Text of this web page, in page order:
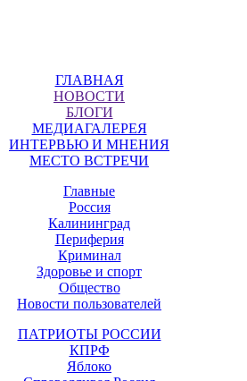
ГЛАВНАЯ
НОВОСТИ
БЛОГИ
МЕДИАГАЛЕРЕЯ
ИНТЕРВЬЮ И МНЕНИЯ
МЕСТО ВСТРЕЧИ
Главные
Россия
Калининград
Периферия
Криминал
Здоровье и спорт
Общество
Новости пользователей
ПАТРИОТЫ РОССИИ
КПРФ
Яблоко